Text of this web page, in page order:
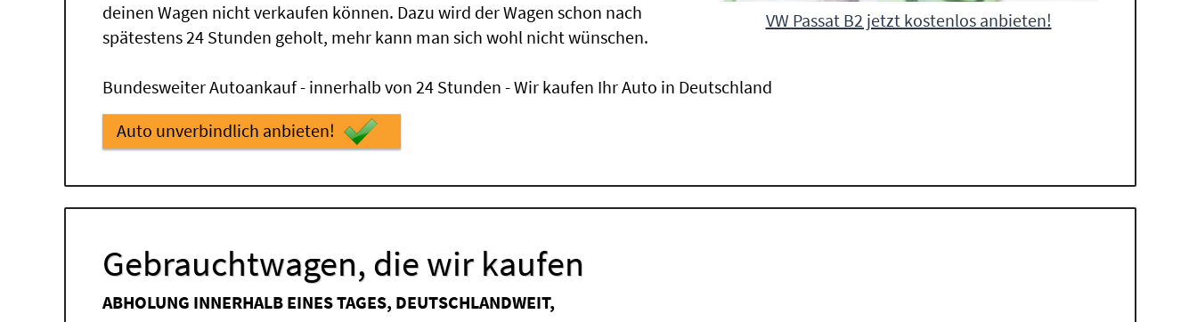
VW Passat B2 jetzt kostenlos anbieten!
deinen Wagen nicht verkaufen können. Dazu wird der Wagen schon nach
spätestens 24 Stunden geholt, mehr kann man sich wohl nicht wünschen.
Bundesweiter Autoankauf - innerhalb von 24 Stunden - Wir kaufen Ihr Auto in Deutschland
Auto unverbindlich anbieten!
Gebrauchtwagen, die wir kaufen
ABHOLUNG INNERHALB EINES TAGES, DEUTSCHLANDWEIT,